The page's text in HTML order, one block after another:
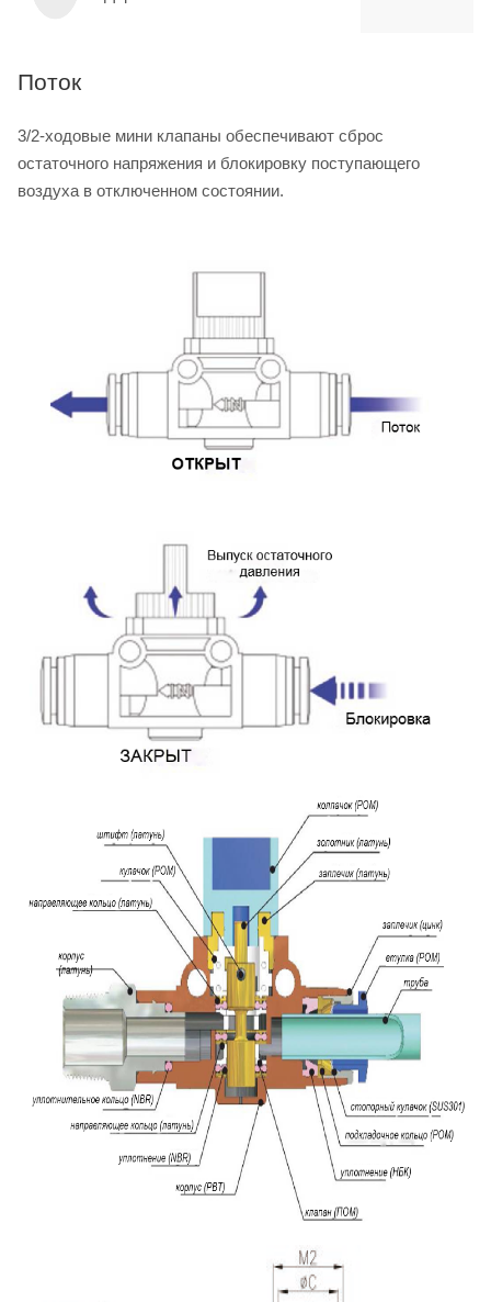
Поток
3/2-ходовые мини клапаны обеспечивают сброс
остаточного напряжения и блокировку поступающего
воздуха в отключенном состоянии.